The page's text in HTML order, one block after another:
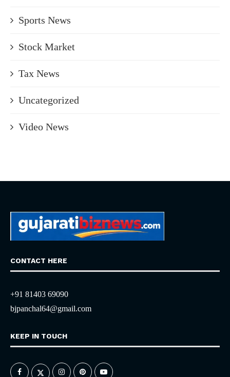
Sports News
Stock Market
Tax News
Uncategorized
Video News
CONTACT HERE
+91 81403 69090
bjpanchal64@gmail.com
KEEP IN TOUCH